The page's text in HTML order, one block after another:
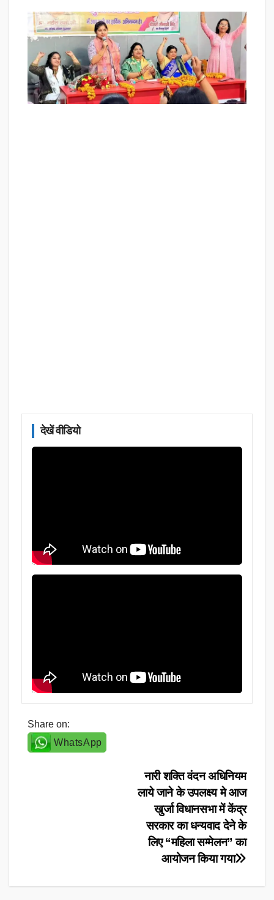
देखें वीडियो
Share on:
WhatsApp
नारी शक्ति वंदन अधिनियम
लाये जाने के उपलक्ष्य मे आज
खुर्जा विधानसभा में केंद्र
सरकार का धन्यवाद देने के
लिए “महिला सम्मेलन” का
आयोजन किया गया